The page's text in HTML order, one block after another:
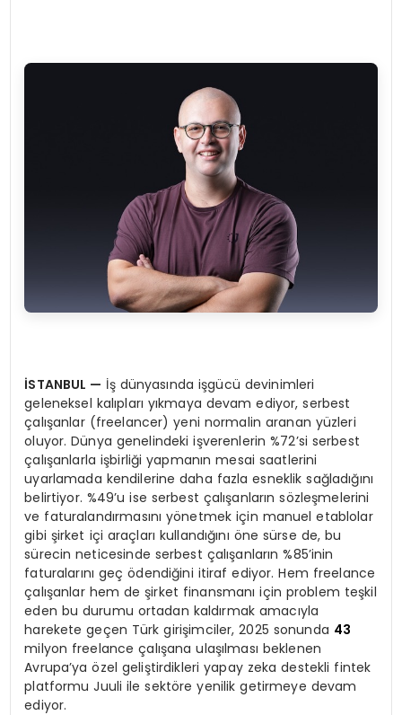
İSTANBUL — İş dünyasında işgücü devinimleri
geleneksel kalıpları yıkmaya devam ediyor, serbest
çalışanlar (freelancer) yeni normalin aranan yüzleri
oluyor. Dünya genelindeki işverenlerin %72’si serbest
çalışanlarla işbirliği yapmanın mesai saatlerini
uyarlamada kendilerine daha fazla esneklik sağladığını
belirtiyor. %49’u ise serbest çalışanların sözleşmelerini
ve faturalandırmasını yönetmek için manuel etablolar
gibi şirket içi araçları kullandığını öne sürse de, bu
sürecin neticesinde serbest çalışanların %85’inin
faturalarını geç ödendiğini itiraf ediyor. Hem freelance
çalışanlar hem de şirket finansmanı için problem teşkil
eden bu durumu ortadan kaldırmak amacıyla
harekete geçen Türk girişimciler, 2025 sonunda 43
milyon freelance çalışana ulaşılması beklenen
Avrupa’ya özel geliştirdikleri yapay zeka destekli fintek
platformu Juuli ile sektöre yenilik getirmeye devam
ediyor.